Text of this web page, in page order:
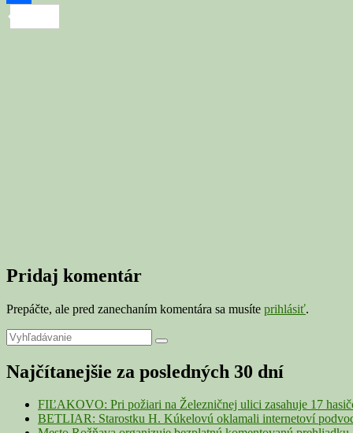
Link
Pridaj komentár
Prepáčte, ale pred zanechaním komentára sa musíte prihlásiť.
Primary
Sidebar
Widget
Area
Search
for:
Search
Najčítanejšie za posledných 30 dní
FIĽAKOVO: Pri požiari na Železničnej ulici zasahuje 17
BETLIAR: Starostku H. Kúkelovú oklamali internetoví